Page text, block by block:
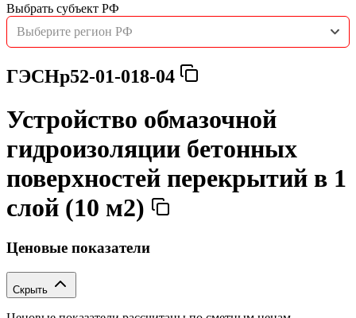
Выбрать субъект РФ
Выберите регион РФ
ГЭСНр52-01-018-04
Устройство обмазочной
гидроизоляции бетонных
поверхностей перекрытий в 1
слой (10 м2)
Ценовые показатели
Скрыть